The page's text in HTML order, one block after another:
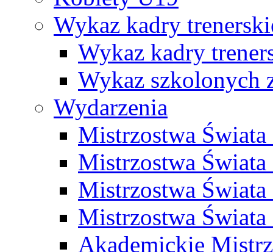
Wykaz kadry
Wykaz kadry
Wykaz szkolonych
Wydarzenia
Mistrzostwa
Mistrzostwa
Mistrzostwa
Mistrzostwa
Akademickie